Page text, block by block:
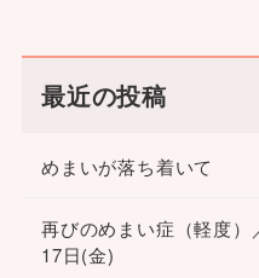
最近の投稿
めまいが落ち着いて
再びのめまい症（軽度
17日(金)